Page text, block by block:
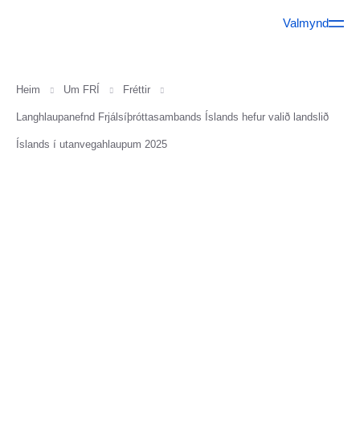
Valmynd
Heim Um FRÍ Fréttir
Langhlaupanefnd Frjálsíþróttasambands Íslands hefur valið landslið
Íslands í utanvegahlaupum 2025